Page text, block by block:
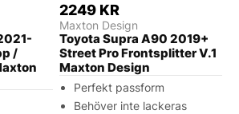
/
2249 KR
Maxton Design
Toyota Supra A90 2019+
Street Pro Frontsplitter V.1
Maxton Design
Perfekt passform
Behöver inte lackeras